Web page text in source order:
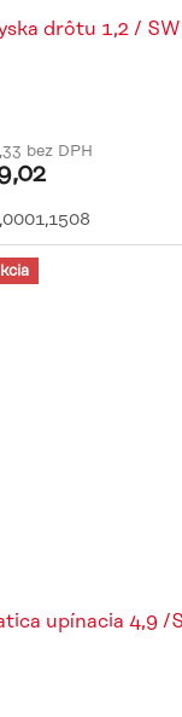
drôtu 1,2 /
bez DPH
upínacia 4,9 /